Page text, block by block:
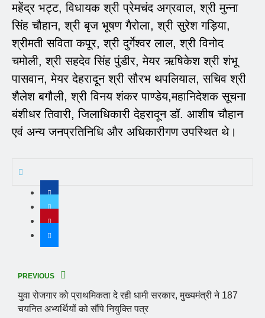
महेंद्र भट्ट, विधायक श्री प्रेमचंद अग्रवाल, श्री मुन्ना
सिंह चौहान, श्री बृज भूषण गैरोला, श्री सुरेश गड़िया,
श्रीमती सविता कपूर, श्री दुर्गेश्वर लाल, श्री विनोद
चमोली, श्री सहदेव सिंह पुंडीर, मेयर ऋषिकेश श्री शंभू
पासवान, मेयर देहरादून श्री सौरभ थपलियाल, सचिव श्री
शैलेश बगौली, श्री विनय शंकर पाण्डेय,महानिदेशक सूचना
बंशीधर तिवारी, जिलाधिकारी देहरादून डॉ. आशीष चौहान
एवं अन्य जनप्रतिनिधि और अधिकारीगण उपस्थित थे।
PREVIOUS
युवा रोजगार को प्राथमिकता दे रही धामी सरकार, मुख्यमंत्री ने 187
चयनित अभ्यर्थियों को सौंपे नियुक्ति पत्र